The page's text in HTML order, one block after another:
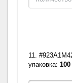
11.
упаковка:100